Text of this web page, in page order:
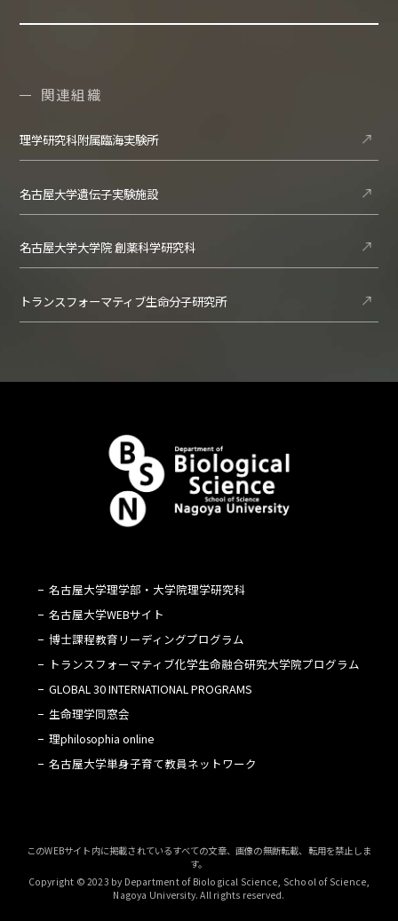
関連組織
理学研究科附属臨海実験所
名古屋大学遺伝子実験施設
名古屋大学大学院 創薬科学研究科
トランスフォーマティブ生命分子研究所
名古屋大学理学部・大学院理学研究科
名古屋大学WEBサイト
博士課程教育リーディングプログラム
トランスフォーマティブ化学生命融合研究大学院プログラム
GLOBAL 30 INTERNATIONAL PROGRAMS
生命理学同窓会
理philosophia online
名古屋大学単身子育て教員ネットワーク
このWEBサイト内に掲載されているすべての文章、画像の無断転載、転用を禁止しま
す。
Copyright © 2023 by Department of Biological Science, School of Science,
Nagoya University. All rights reserved.